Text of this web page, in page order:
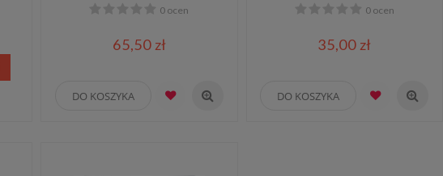
0 ocen
65,50 zł
DO KOSZYKA
0 ocen
35,00 zł
DO KOSZYKA